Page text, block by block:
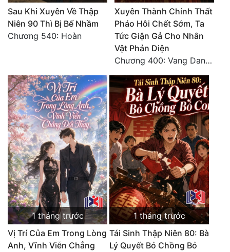
Sau Khi Xuyên Về Thập
Niên 90 Thì Bị Bế Nhầm
Chương 540: Hoàn
Xuyên Thành Chính Thất
Pháo Hôi Chết Sớm, Ta
Tức Giận Gả Cho Nhân
Vật Phản Diện
Chương 400: Vang Danh Thiên Hạ (Hết)
1 tháng trước
Vị Trí Của Em Trong Lòng
Anh, Vĩnh Viễn Chẳng
1 tháng trước
Tái Sinh Thập Niên 80: Bà
Lý Quyết Bỏ Chồng Bỏ